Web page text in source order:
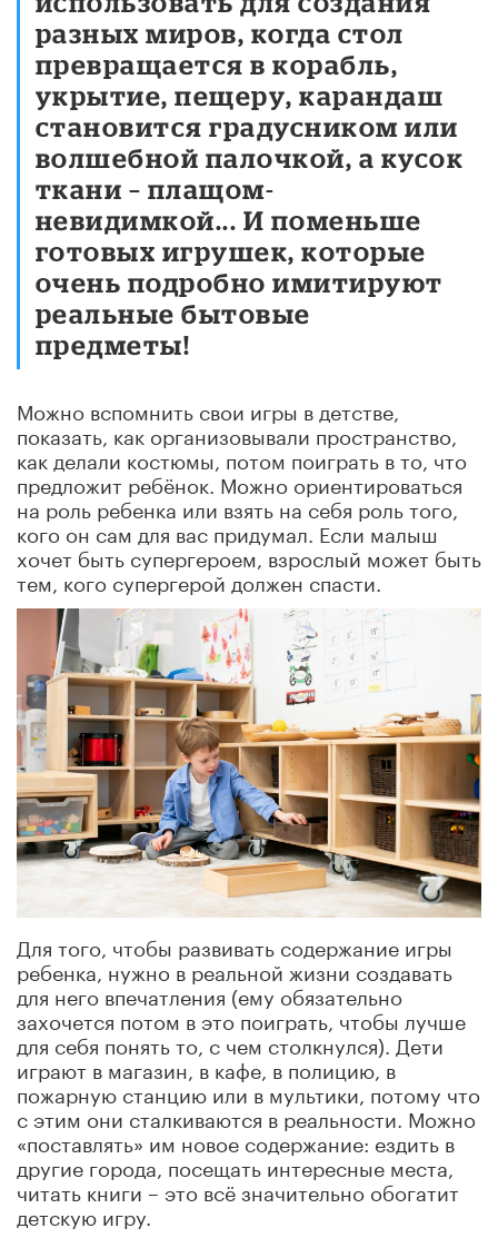
разных миров, когда стол
превращается в корабль,
укрытие, пещеру, карандаш
становится градусником или
волшебной палочкой, а кусок
ткани – плащом-
невидимкой... И поменьше
готовых игрушек, которые
очень подробно имитируют
реальные бытовые
предметы!
Можно вспомнить свои игры в детстве,
показать, как организовывали пространство,
как делали костюмы, потом поиграть в то, что
предложит ребёнок. Можно ориентироваться
на роль ребенка или взять на себя роль того,
кого он сам для вас придумал. Если малыш
хочет быть супергероем, взрослый может быть
тем, кого супергерой должен спасти.
Для того, чтобы развивать содержание игры
ребенка, нужно в реальной жизни создавать
для него впечатления (ему обязательно
захочется потом в это поиграть, чтобы лучше
для себя понять то, с чем столкнулся). Дети
играют в магазин, в кафе, в полицию, в
пожарную станцию или в мультики, потому что
с этим они сталкиваются в реальности. Можно
«поставлять» им новое содержание: ездить в
другие города, посещать интересные места,
читать книги – это всё значительно обогатит
детскую игру.